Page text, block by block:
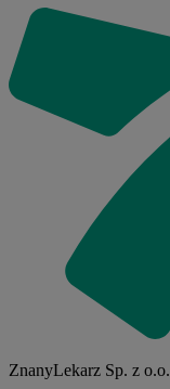
ZnanyLekarz Sp. z o.o.